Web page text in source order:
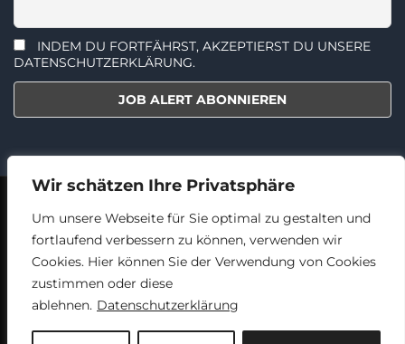
Wir schätzen Ihre Privatsphäre
Um unsere Webseite für Sie optimal zu gestalten und
fortlaufend verbessern zu können, verwenden wir
Cookies. Hier können Sie der Verwendung von Cookies
zustimmen oder diese
ablehnen. Datenschutzerklärung
INDEM DU FORTFÄHRST, AKZEPTIERST DU UNSERE
DATENSCHUTZERKLÄRUNG.
2018 - 2024 © TECHNIKERJOBS.ATAGBS DATENSCHUTZ
IMPRESSUM
In